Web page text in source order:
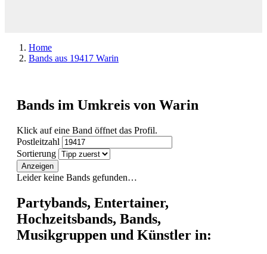
Home
Bands aus 19417 Warin
Bands im Umkreis von Warin
Klick auf eine Band öffnet das Profil.
Postleitzahl
Sortierung
Anzeigen
Leider keine Bands gefunden…
Partybands, Entertainer,
Hochzeitsbands, Bands,
Musikgruppen und Künstler in: